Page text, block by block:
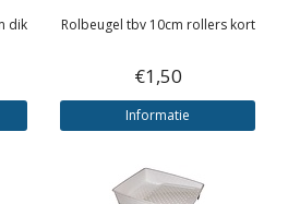
dik Rolbeugel tbv 10cm rollers kort
€1,50
Informatie